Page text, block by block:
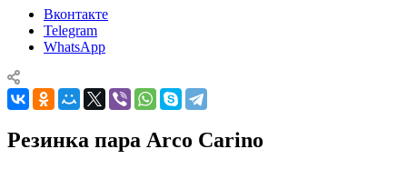
Вконтакте
Telegram
WhatsApp
Резинка пара Arco Carino